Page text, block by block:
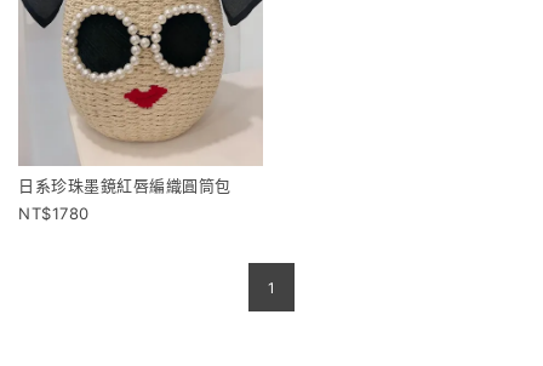
日系珍珠墨鏡紅唇編織圓筒包
1780
1